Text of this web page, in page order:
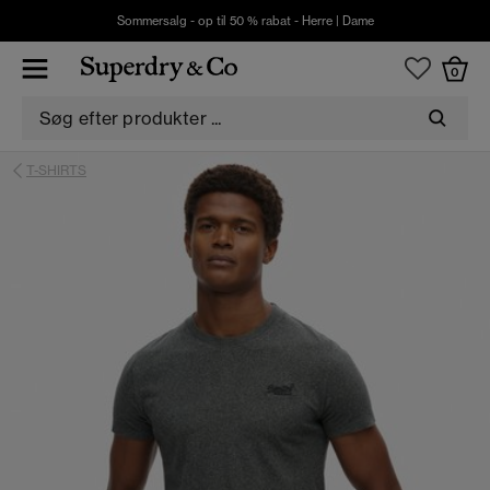
Sommersalg - op til 50 % rabat - Herre| Dame
0
T-SHIRTS